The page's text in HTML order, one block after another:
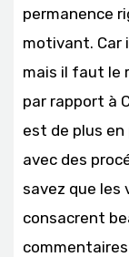
permanence
motivant. Car
mais il faut le
par rapport à
est de plus
avec des
savez que les
consacrent